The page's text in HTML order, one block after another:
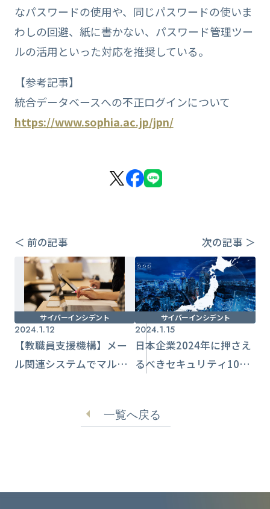
なパスワードの使用や、同じパスワードの使いま
わしの回避、紙に書かない、パスワード管理ツー
ルの活用といった対応を推奨している。
【参考記事】
統合データベースへの不正ログインについて
https://www.sophia.ac.jp/jpn/
＜ 前の記事 次の記事 ＞
サイバーインシデント
2024.1.12
【教職員支援機構】メー
ル関連システムでマル
サイバーインシデント
2024.1.15
日本企業2024年に押さえ
るべきセキュリティ10選
一覧へ戻る